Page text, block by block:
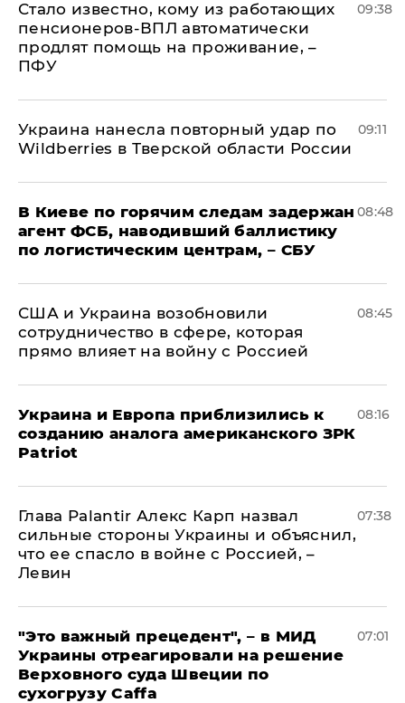
Стало известно, кому из работающих
пенсионеров-ВПЛ автоматически
продлят помощь на проживание, –
ПФУ
09:38
Украина нанесла повторный удар по
Wildberries в Тверской области России
09:11
В Киеве по горячим следам задержан
агент ФСБ, наводивший баллистику
по логистическим центрам, – СБУ
08:48
США и Украина возобновили
сотрудничество в сфере, которая
прямо влияет на войну с Россией
08:45
Украина и Европа приблизились к
созданию аналога американского ЗРК
Patriot
08:16
Глава Palantir Алекс Карп назвал
сильные стороны Украины и объяснил,
что ее спасло в войне с Россией, –
Левин
07:38
"Это важный прецедент", – в МИД
Украины отреагировали на решение
Верховного суда Швеции по
сухогрузу Caffa
07:01